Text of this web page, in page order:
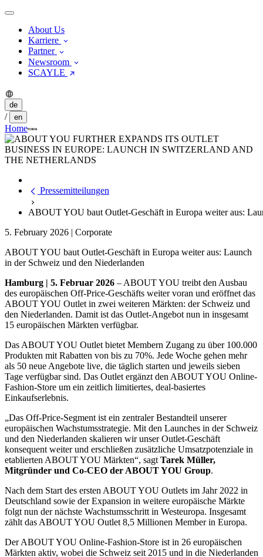
About Us
Karriere
Partner
Newsroom
SCAYLE
de
/ en
Home
Pressemitteilungen
ABOUT YOU baut Outlet-Geschäft in Europa weiter aus:
5. February 2026 | Corporate
ABOUT YOU baut Outlet-Geschäft in Europa weiter aus: Launch
in der Schweiz und den Niederlanden
Hamburg | 5. Februar 2026 – ABOUT YOU treibt den Ausbau
des europäischen Off-Price-Geschäfts weiter voran und eröffnet das
ABOUT YOU Outlet in zwei weiteren Märkten: der Schweiz und
den Niederlanden. Damit ist das Outlet-Angebot nun in insgesamt
15 europäischen Märkten verfügbar.
Das ABOUT YOU Outlet bietet Membern Zugang zu über 100.000
Produkten mit Rabatten von bis zu 70%. Jede Woche gehen mehr
als 50 neue Angebote live, die täglich starten und jeweils sieben
Tage verfügbar sind. Das Outlet ergänzt den ABOUT YOU Online-
Fashion-Store um ein zeitlich limitiertes, deal-basiertes
Einkaufserlebnis.
„Das Off-Price-Segment ist ein zentraler Bestandteil unserer
europäischen Wachstumsstrategie. Mit den Launches in der Schweiz
und den Niederlanden skalieren wir unser Outlet-Geschäft
konsequent weiter und erschließen zusätzliche Umsatzpotenziale in
etablierten ABOUT YOU Märkten“, sagt Tarek Müller,
Mitgründer und Co-CEO der ABOUT YOU Group.
Nach dem Start des ersten ABOUT YOU Outlets im Jahr 2022 in
Deutschland sowie der Expansion in weitere europäische Märkte
folgt nun der nächste Wachstumsschritt in Westeuropa. Insgesamt
zählt das ABOUT YOU Outlet 8,5 Millionen Member in Europa.
Der ABOUT YOU Online-Fashion-Store ist in 26 europäischen
Märkten aktiv, wobei die Schweiz seit 2015 und in die Niederlanden